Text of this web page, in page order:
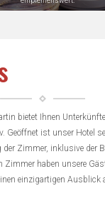
bietet Ihnen
Geöffnet ist unser Hotel
Zimmer, inklusive der
Zimmer haben unsere
einzigartigen Ausblick